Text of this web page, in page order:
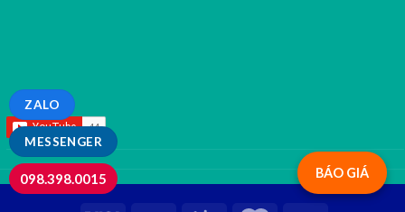
MESSENGER
ZALO
098.398.0015 BÁO GIÁ